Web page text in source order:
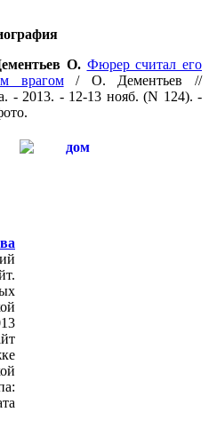
О. Фюрер считал его
врагом/ О. Дементьев //
- 2013. - 12-13 нояб. (N 124). -